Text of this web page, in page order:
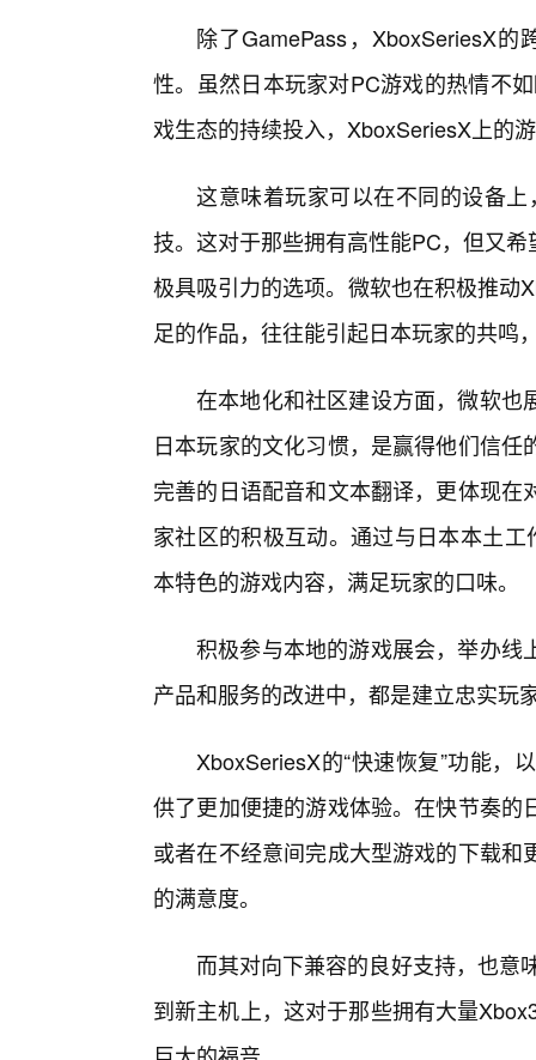
除了GamePass，XboxSeriesX
性。虽然日本玩家对PC游戏的热情不
戏生态的持续投入，XboxSeriesX上的
这意味着玩家可以在不同的设备
技。这对于那些拥有高性能PC，但又
极具吸引力的选项。微软也在积极推动
足的作品，往往能引起日本玩家的共鸣
在本地化和社区建设方面，微软也
日本玩家的文化习惯，是赢得他们信
完善的日语配音和文本翻译，更体现
家社区的积极互动。通过与日本本土
本特色的游戏内容，满足玩家的口味。
积极参与本地的游戏展会，举办线
产品和服务的改进中，都是建立忠实玩
XboxSeriesX的“快速恢复”功能，
供了更加便捷的游戏体验。在快节奏
或者在不经意间完成大型游戏的下载
的满意度。
而其对向下兼容的良好支持，也意
到新主机上，这对于那些拥有大量